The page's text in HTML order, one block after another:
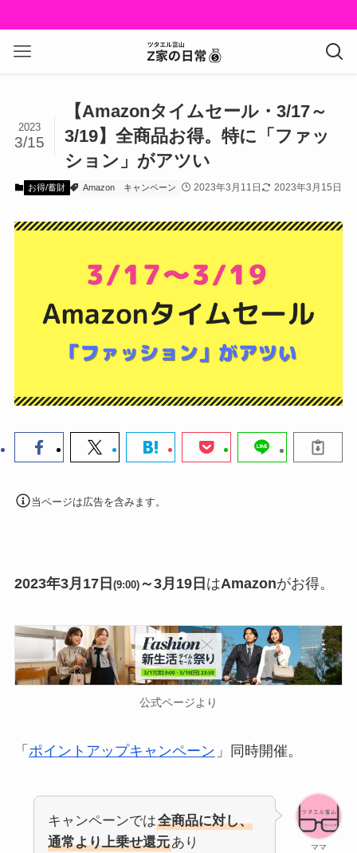
【Amazonタイムセール・3/17～
3/19】全商品お得。特に「ファッ
ション」がアツい
2023
3/15
お得/蓄財 Amazon キャンペーン 2023年3月11日 2023年3月15日
当ページは広告を含みます。
2023年3月17日 (9:00)～3月19日 はAmazonがお得。
公式ページより
「 ポイントアップキャンペーン 」同時開催。
ママ
キャンペーンでは全商品に対し、
通常より上乗せ還元あり